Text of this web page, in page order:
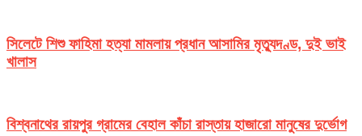
সিলেটে শিশু ফাহিমা হত্যা মামলায় প্রধান আসামির মৃত্যুদণ্ড, দুই ভাই
খালাস
বিশ্বনাথের রায়পুর গ্রামের বেহাল কাঁচা রাস্তায় হাজারো মানুষের দুর্ভোগ